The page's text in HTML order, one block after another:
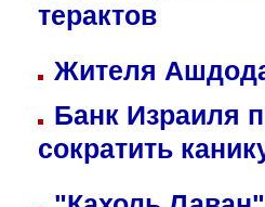
терактов
Жителя
Банк Израиля
сократить